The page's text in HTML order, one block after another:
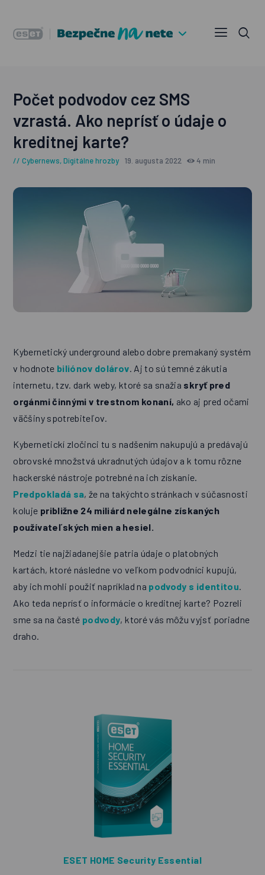
Počet podvodov cez SMS
vzrastá. Ako neprísť o údaje o
kreditnej karte?
Cybernews,Digitálne hrozby 19. augusta 2022 4 min
Kybernetický underground alebo dobre premakaný systém
v hodnote biliónov dolárov. Aj to sú temné zákutia
internetu, tzv. dark weby, ktoré sa snažia skryť pred
orgánmi činnými v trestnom konaní, ako aj pred očami
väčšiny spotrebiteľov.
Kybernetickí zločinci tu s nadšením nakupujú a predávajú
obrovské množstvá ukradnutých údajov a k tomu rôzne
hackerské nástroje potrebné na ich získanie.
Predpokladá sa, že na takýchto stránkach v súčasnosti
koluje približne 24 miliárd nelegálne získaných
používateľských mien a hesiel.
Medzi tie najžiadanejšie patria údaje o platobných
kartách, ktoré následne vo veľkom podvodníci kupujú,
aby ich mohli použiť napríklad na podvody s identitou.
Ako teda neprísť o informácie o kreditnej karte? Pozreli
sme sa na časté podvody, ktoré vás môžu vyjsť poriadne
draho.
ESET HOME Security Essential